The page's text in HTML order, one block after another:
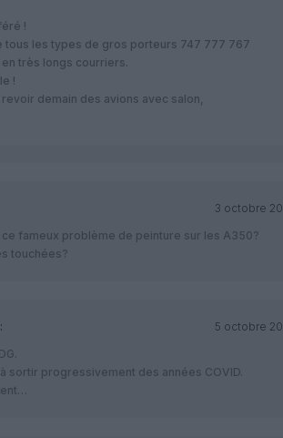
!
tous les types de gros porteurs 747 777 767
très longs courriers.
!
revoir demain des avions avec salon,
3 octobre
fameux problème de peinture sur les A350?
touchées?
5 octobre
sortir progressivement des années COVID.